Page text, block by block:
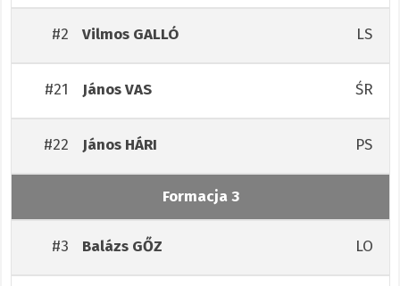
#2 Vilmos GALLÓ LS
#21 JánosVAS ŚR
#22 János HÁRI PS
Formacja 3
#3 Balázs GŐZ LO